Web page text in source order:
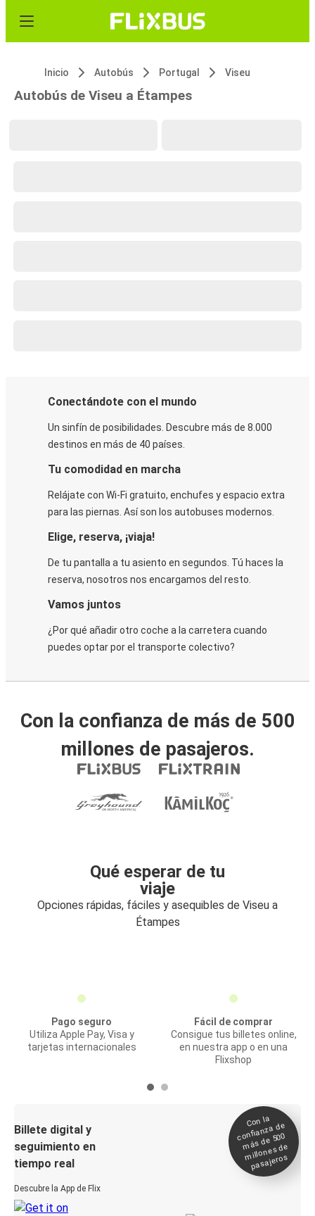
Inicio Autobús Portugal Viseu
Autobús de Viseu a Étampes
Conectándote con el mundo
Un sinfín de posibilidades. Descubre más de 8.000
destinos en más de 40 países.
Tu comodidad en marcha
Relájate con Wi-Fi gratuito, enchufes y espacio extra
para las piernas. Así son los autobuses modernos.
Elige, reserva, ¡viaja!
De tu pantalla a tu asiento en segundos. Tú haces la
reserva, nosotros nos encargamos del resto.
Vamos juntos
¿Por qué añadir otro coche a la carretera cuando
puedes optar por el transporte colectivo?
Con la confianza de más de 500
millones de pasajeros.
Qué esperar de tu
viaje
Opciones rápidas, fáciles y asequibles de Viseu a
Étampes
Pago seguro
Utiliza Apple Pay, Visa y
tarjetas internacionales
Fácil de comprar
Consigue tus billetes online,
en nuestra app o en una
Flixshop
Billete digital y
seguimiento en
tiempo real
Descubre la App de Flix
Con la
confianza de
más de 500
millones de
pasajeros